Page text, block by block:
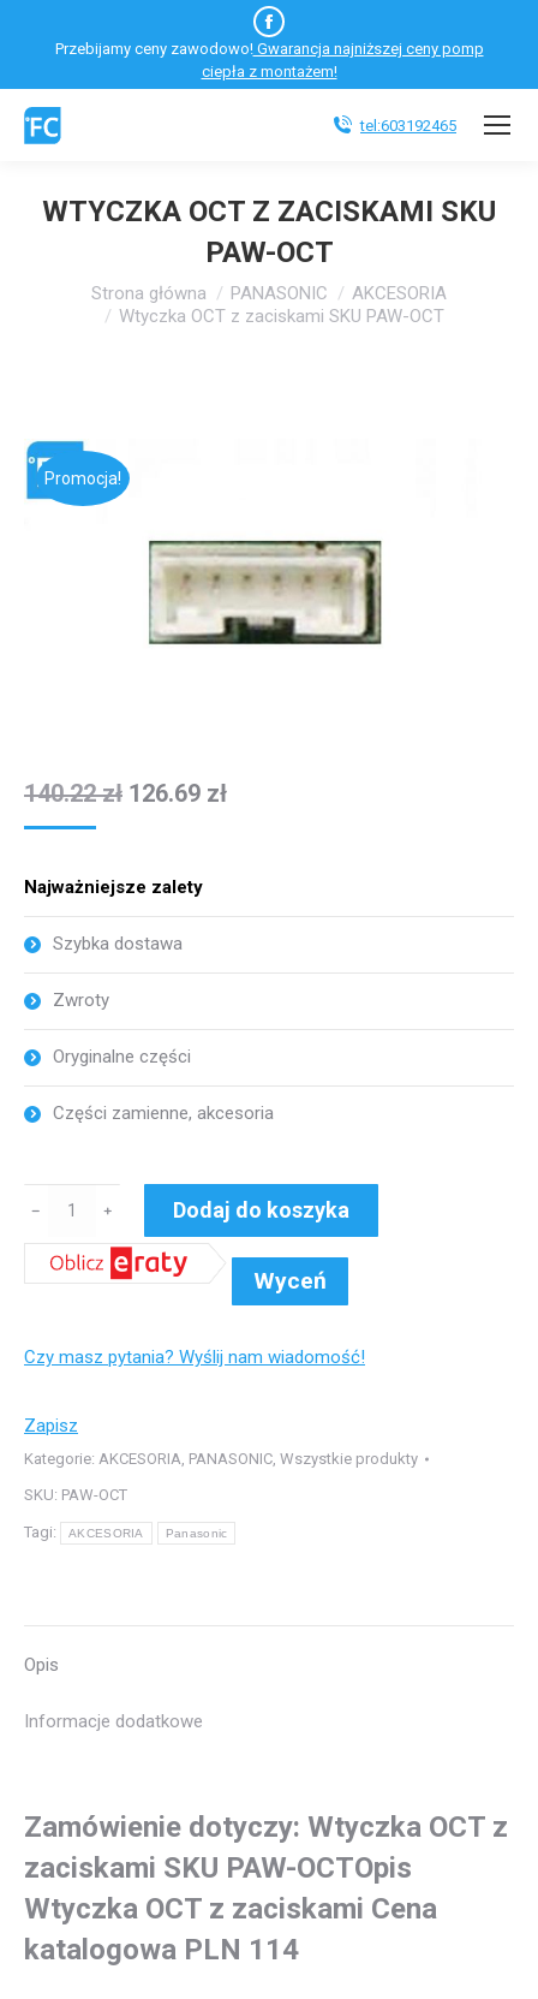
Facebook
otworzy
się
Przebijamy ceny zawodowo!Gwarancja najniższej ceny pomp
ciepła z montażem!
tel:603192465
WTYCZKA OCT Z ZACISKAMI SKU
PAW-OCT
Jesteś tutaj:Strona główna PANASONIC
AKCESORIA
Wtyczka OCT z zaciskami SKU PAW-OCT
Promocja!
140.22zł 126.69 zł
Najważniejsze zalety
Szybka dostawa
Zwroty
Oryginalne części
Części zamienne, akcesoria
OCT
SKU
OCT
﹣ ﹢ Dodaj do koszyka
Wyceń
Czy masz pytania? Wyślij nam wiadomość!
Zapisz
Kategorie: AKCESORIA, PANASONIC, Wszystkie produkty
SKU: PAW-OCT
Tagi: AKCESORIA Panasonic
Opis
Informacje dodatkowe
Zamówienie dotyczy: Wtyczka OCT z
zaciskami SKU PAW-OCTOpis
Wtyczka OCT z zaciskami Cena
katalogowa PLN 114